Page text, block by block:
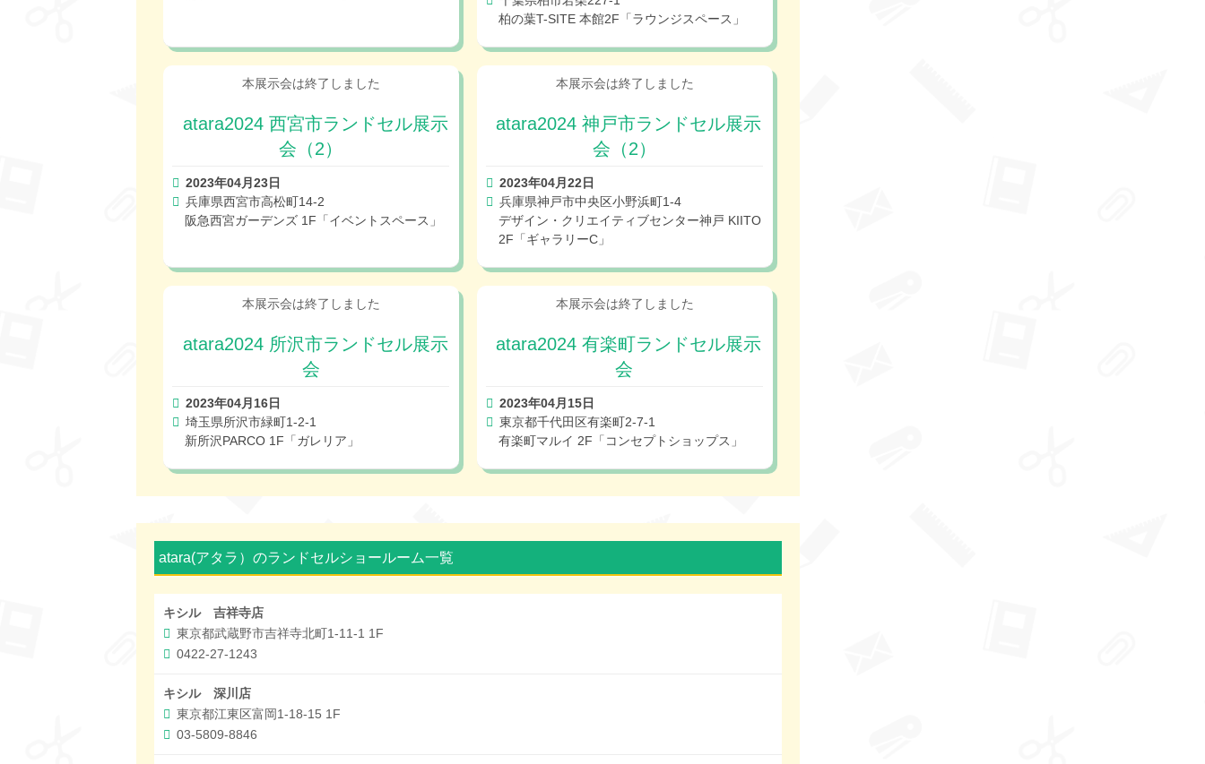
柏の葉T-SITE 本館2F「ラウンジスペース」
atara2024 西宮市ランドセル展示
会（2）
2023年04月23日
兵庫県西宮市高松町14-2
阪急西宮ガーデンズ 1F「イベントスペース」
atara2024 神戸市ランドセル展示
会（2）
2023年04月22日
兵庫県神戸市中央区小野浜町1-4
デザイン・クリエイティブセンター神戸 KIITO
2F「ギャラリーC」
atara2024 所沢市ランドセル展示
会
2023年04月16日
埼玉県所沢市緑町1-2-1
新所沢PARCO 1F「ガレリア」
atara2024 有楽町ランドセル展示
会
2023年04月15日
東京都千代田区有楽町2-7-1
有楽町マルイ 2F「コンセプトショップス」
atara(アタラ）のランドセルショールーム一覧
キシル 吉祥寺店
東京都武蔵野市吉祥寺北町1-11-1 1F
0422-27-1243
キシル 深川店
東京都江東区富岡1-18-15 1F
03-5809-8846